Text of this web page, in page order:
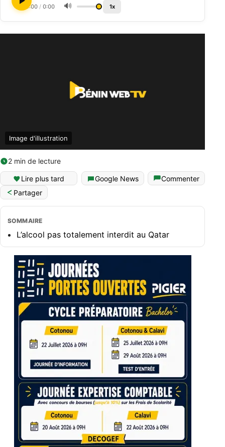
0:00 / 0:00 🔊 1x
Image d'illustration
2 min de lecture
Lire plus tard Google News
Commenter
Partager
SOMMAIRE
L’alcool pas totalement interdit au Qatar